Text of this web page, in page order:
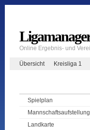
Online Ergebnis- und
Übersicht Kreisliga 1
Spielplan
Landkarte